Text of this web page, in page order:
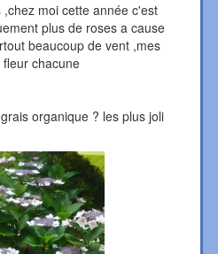
moi cette année c'est
plus de roses a cause
beaucoup de vent ,mes
chacune
organique ? les plus joli